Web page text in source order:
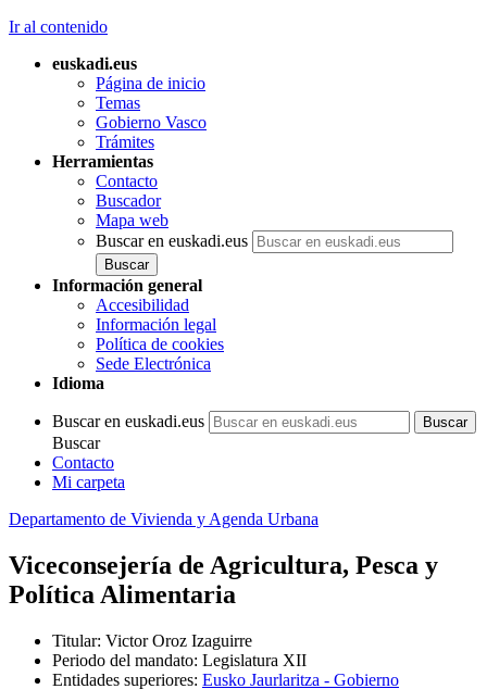
Ir al contenido
euskadi.eus
Página de inicio
Temas
Gobierno Vasco
Trámites
Herramientas
Contacto
Buscador
Mapa web
Buscar en euskadi.eus
Información general
Accesibilidad
Información legal
Política de cookies
Sede Electrónica
Idioma
Buscar en euskadi.eus
Buscar
Contacto
Mi carpeta
Departamento de Vivienda y Agenda Urbana
Viceconsejería de Agricultura, Pesca y
Política Alimentaria
Titular: Victor Oroz Izaguirre
Periodo del mandato: Legislatura XII
Entidades superiores: Eusko Jaurlaritza - Gobierno